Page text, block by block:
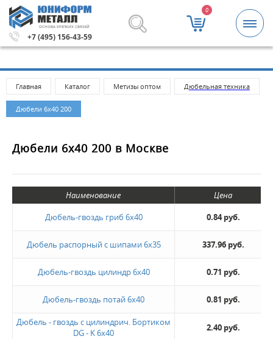
ОСНОВА КРЕПКИХ СВЯЗЕЙ
+7 (495) 156-43-59
0
5000 рублей. Метизы и крепежные изделия
Главная Каталог Метизы оптом Дюбельная техника
Дюбели 6х40 200
Дюбели 6х40 200 в Москве
Наименование
Цена
Дюбель-гвоздь гриб 6х40
0.84 руб.
Дюбель распорный с шипами 6х35 337.96 руб.
Дюбель-гвоздь цилиндр 6х40 0.71 руб.
Дюбель-гвоздь потай 6х40 0.81 руб.
Дюбель - гвоздь с цилиндрич. Бортиком
DG - K 6x40
2.40 руб.